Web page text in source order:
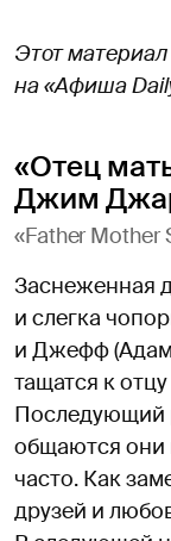
Этот
на «Афиша
«Отец
Джим
«Father Mother
Заснеженная
и слегка
и Джефф (Адам
тащатся к
Последующий
общаются они
часто. Как
друзей и